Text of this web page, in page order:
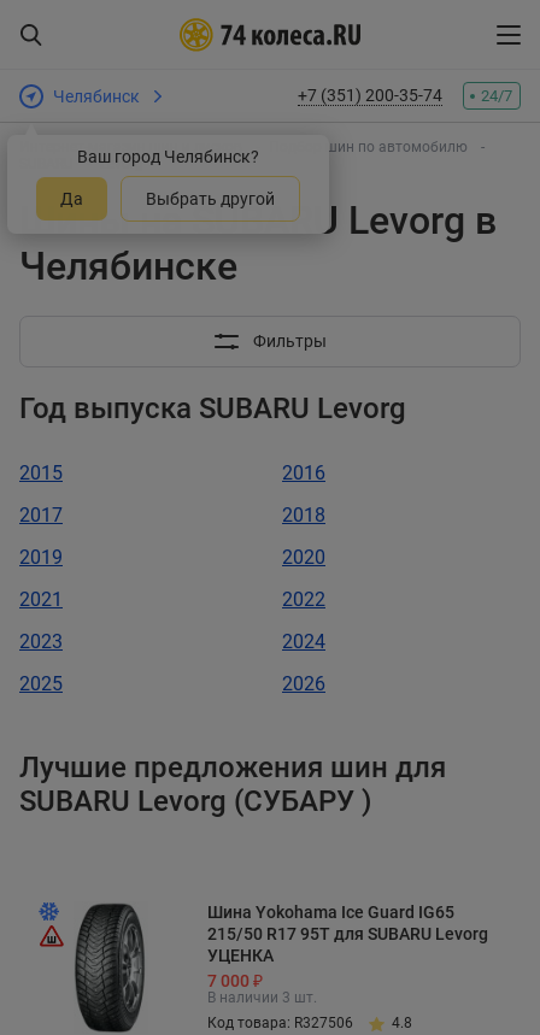
Челябинск
Ваш город Челябинск?
Да Выбрать другой
+7 (351) 200-35-74 24/7
Интернет-магазин шин и дисков
Подбор шин по автомобилю
Levorg
Шины на SUBARU Levorg в
Челябинске
Фильтры
Год выпуска SUBARU Levorg
2015
2016
2017
2018
2019
2020
2021
2022
2023
2024
2025
2026
Лучшие предложения шин для
SUBARU Levorg (СУБАРУ )
Шина Yokohama Ice Guard IG65
215/50 R17 95T для SUBARU Levorg
УЦЕНКА
7 000 ₽
В наличии 3 шт.
Код товара: R327506
4.8